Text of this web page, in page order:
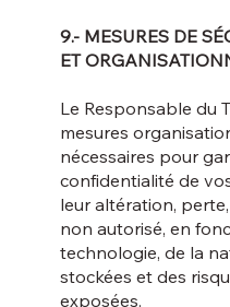
9.- MESURES DE
ET
Le Responsable du
mesures
nécessaires pour
confidentialité de
leur altération,
non autorisé, en
technologie, de la
stockées et des
exposées.